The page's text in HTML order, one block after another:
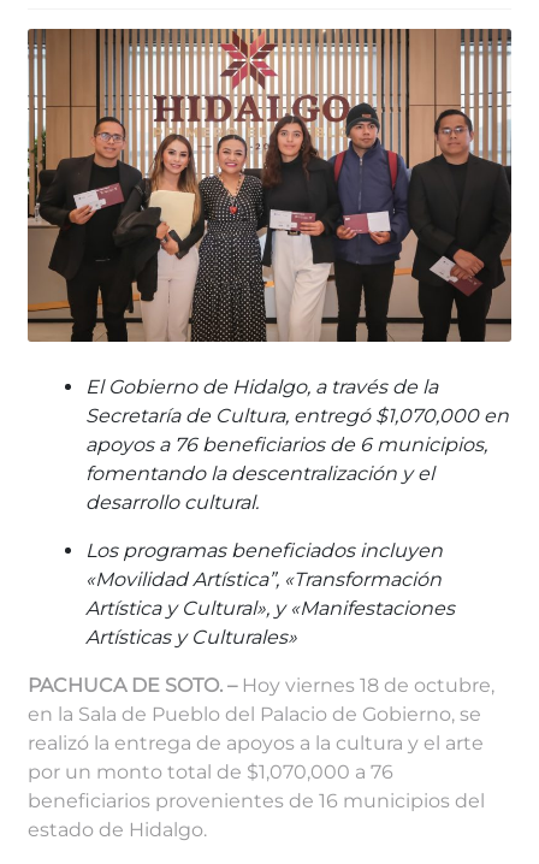
El Gobierno de Hidalgo, a través de la
Secretaría de Cultura, entregó $1,070,000 en
apoyos a 76 beneficiarios de 6 municipios,
fomentando la descentralización y el
desarrollo cultural.
Los programas beneficiados incluyen
«Movilidad Artística”, «Transformación
Artística y Cultural», y «Manifestaciones
Artísticas y Culturales»
PACHUCA DE SOTO. –Hoy viernes 18 de octubre,
en la Sala de Pueblo del Palacio de Gobierno, se
realizó la entrega de apoyos a la cultura y el arte
por un monto total de $1,070,000 a 76
beneficiarios provenientes de 16 municipios del
estado de Hidalgo.